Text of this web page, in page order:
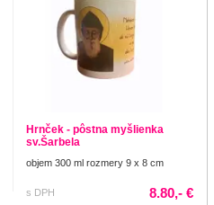
Hrnček - pôstna myšlienka
sv.Šarbela
objem 300 ml rozmery 9 x 8 cm
s DPH 8.80,- €